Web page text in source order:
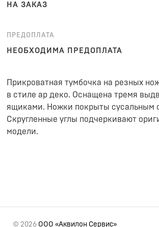
НА ЗАКАЗ
ПРЕДОПЛАТА
НЕОБХОДИМА ПРЕДОПЛАТА
Прикроватная тумбочка на резных
в стиле ар деко. Оснащена тремя
ящиками. Ножки покрыты сусальным
Скругленные углы подчеркивают
модели.
© 2026 ООО «Аквилон Сервис»